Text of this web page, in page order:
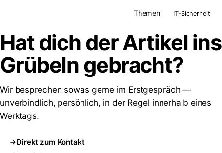
Themen: IT-Sicherheit
Hat dich der Artikel ins
Grübeln gebracht?
Wir besprechen sowas gerne im Erstgespräch —
unverbindlich, persönlich, in der Regel innerhalb eines
Werktags.
Direkt zum Kontakt